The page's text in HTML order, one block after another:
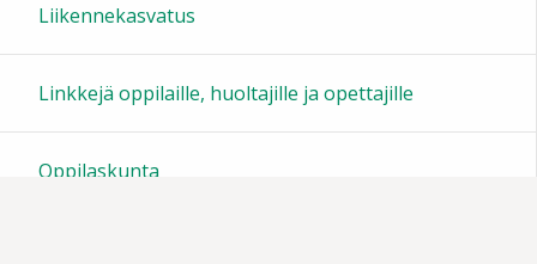
Liikennekasvatus
Linkkejä oppilaille, huoltajille ja opettajille
Oppilaskunta